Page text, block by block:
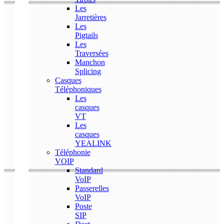
Les
Jarretières
Les
Pigtails
Les
Traversées
Manchon
Splicing
Casques
Téléphoniques
Les
casques
VT
Les
casques
YEALINK
Téléphonie
VOIP
Standard
VoIP
Passerelles
VoIP
Poste
SIP